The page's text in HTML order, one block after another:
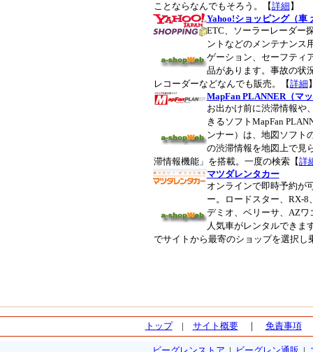
ことならなんでもそろう。【詳細 】
Yahoo!ショッピング（車
ETC、ソーラーレーダー
ントなどのメンテナンス
ゲーション、セーフティ
品があります。事故の状
レコーダーなどなんでも販売。【詳細
MapFan PLANNER（マ
お出かけ前に渋滞情報や
きるソフトMapFan
ンナー）は、地図ソフト
の渋滞情報を地図上で見
滞情報機能」を搭載。一度の検索【詳
マツダレンタカー
オンラインで即時予約が
ー。ロードスター、RX-8
デミオ、ベリーサ、AZワ
人気車がレンタルできま
でサイトから最寄のショップを選択し
トップ| サイト概要｜ 免責事項